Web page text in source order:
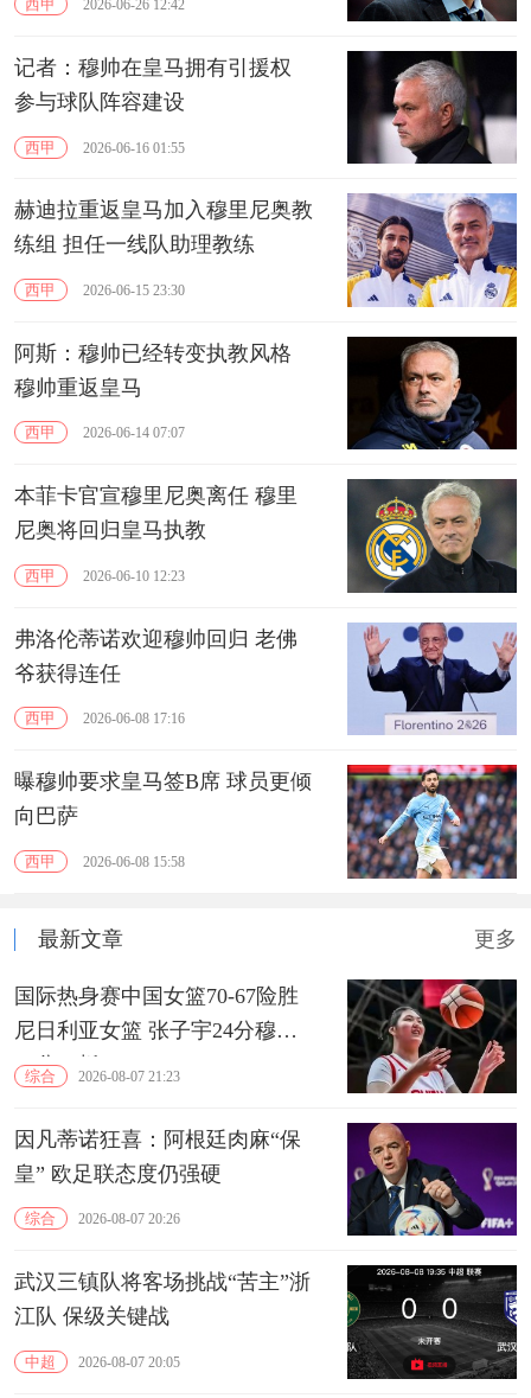
西甲 2026-06-26 12:42
记者：穆帅在皇马拥有引援权
参与球队阵容建设
西甲 2026-06-16 01:55
赫迪拉重返皇马加入穆里尼奥教
练组 担任一线队助理教练
西甲 2026-06-15 23:30
阿斯：穆帅已经转变执教风格
穆帅重返皇马
西甲 2026-06-14 07:07
本菲卡官宣穆里尼奥离任 穆里
尼奥将回归皇马执教
西甲 2026-06-10 12:23
弗洛伦蒂诺欢迎穆帅回归 老佛
爷获得连任
西甲 2026-06-08 17:16
曝穆帅要求皇马签B席 球员更倾
向巴萨
西甲 2026-06-08 15:58
最新文章 更多
国际热身赛中国女篮70-67险胜
尼日利亚女篮 张子宇24分穆萨
15分10板
综合 2026-08-07 21:23
因凡蒂诺狂喜：阿根廷肉麻“保
皇” 欧足联态度仍强硬
综合 2026-08-07 20:26
武汉三镇队将客场挑战“苦主”浙
江队 保级关键战
中超 2026-08-07 20:05